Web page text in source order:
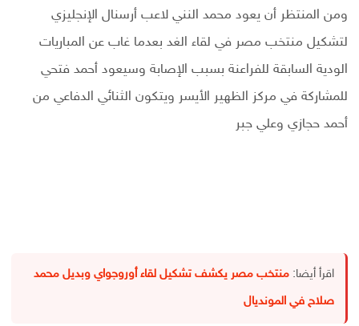
ومن المنتظر أن يعود محمد النني لاعب أرسنال الإنجليزي
لتشكيل منتخب مصر في لقاء الغد بعدما غاب عن المباريات
الودية السابقة للفراعنة بسبب الإصابة وسيعود أحمد فتحي
للمشاركة في مركز الظهير الأيسر ويتكون الثنائي الدفاعي من
أحمد حجازي وعلي جبر
اقرأ أيضا: منتخب مصر يكشف تشكيل لقاء أوروجواي وبديل محمد
صلاح في المونديال